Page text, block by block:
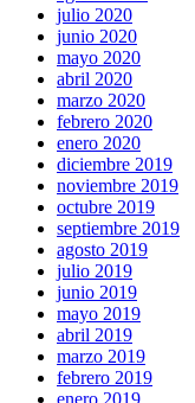
julio 2020
junio 2020
mayo 2020
abril 2020
marzo 2020
febrero 2020
enero 2020
diciembre 2019
noviembre 2019
octubre 2019
septiembre 2019
agosto 2019
julio 2019
junio 2019
mayo 2019
abril 2019
marzo 2019
febrero 2019
enero 2019